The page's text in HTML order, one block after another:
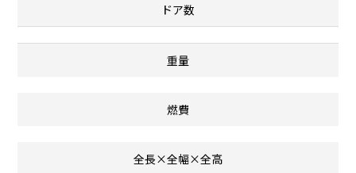
ドア数
重量
燃費
全長×全幅×全高